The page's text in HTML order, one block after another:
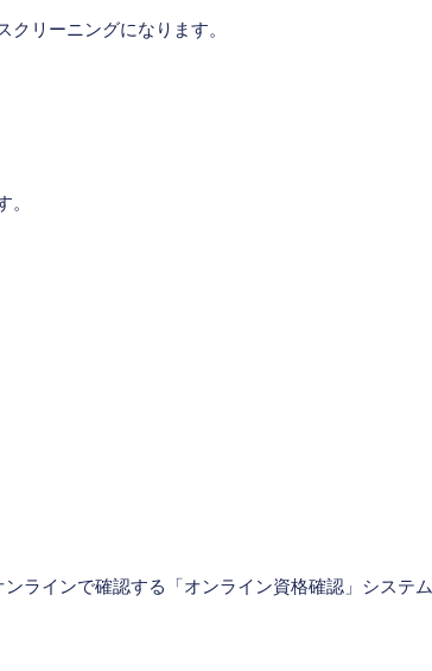
リーニングになります。
ラインで確認する「オンライン資格確認」システム